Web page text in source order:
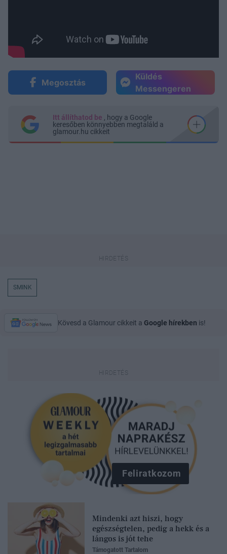
Megosztás
Küldés
Messengeren
Itt állíthatod be , hogy a Google
keresőben könnyebben megtaláld a
glamour.hu cikkeit
SMINK
Kövesd a Glamour cikkeit a Google hírekben is!
Feliratkozom
Mindenki azt hiszi, hogy
egészségtelen, pedig a hekk és a
lángos is jót tehe
Támogatott Tartalom